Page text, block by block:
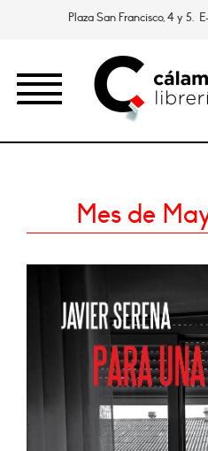
Plaza San Francisco, 4 y 5.
Mes de